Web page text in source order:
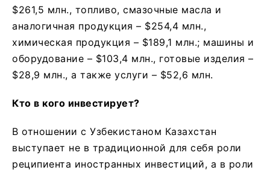
$261,5 млн., топливо, смазочные масла и
аналогичная продукция – $254,4 млн.,
химическая продукция – $189,1 млн.; машины и
оборудование – $103,4 млн., готовые изделия –
$28,9 млн., а также услуги – $52,6 млн.
Кто в кого инвестирует?
В отношении с Узбекистаном Казахстан
выступает не в традиционной для себя роли
реципиента иностранных инвестиций, а в роли